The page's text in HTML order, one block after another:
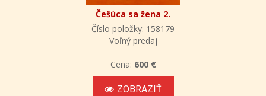
Češúca sa žena 2.
Číslo položky: 158179
Voľný predaj
Cena: 600 €
ZOBRAZIŤ